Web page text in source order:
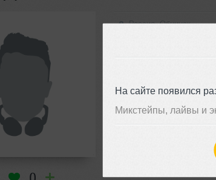
На сайте появился
Микстейпы, лайвы и
Россия, Обнинск